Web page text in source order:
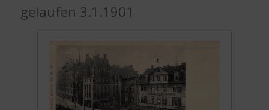
gelaufen 3.1.1901